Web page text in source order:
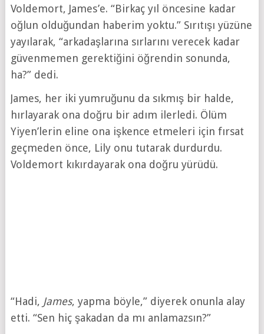
Voldemort, James’e. “Birkaç yıl öncesine kadar
oğlun olduğundan haberim yoktu.” Sırıtışı yüzüne
yayılarak, “arkadaşlarına sırlarını verecek kadar
güvenmemen gerektiğini öğrendin sonunda,
ha?” dedi.
James, her iki yumruğunu da sıkmış bir halde,
hırlayarak ona doğru bir adım ilerledi. Ölüm
Yiyen’lerin eline ona işkence etmeleri için fırsat
geçmeden önce, Lily onu tutarak durdurdu.
Voldemort kıkırdayarak ona doğru yürüdü.
“Hadi, James, yapma böyle,” diyerek onunla alay
etti. “Sen hiç şakadan da mı anlamazsın?”